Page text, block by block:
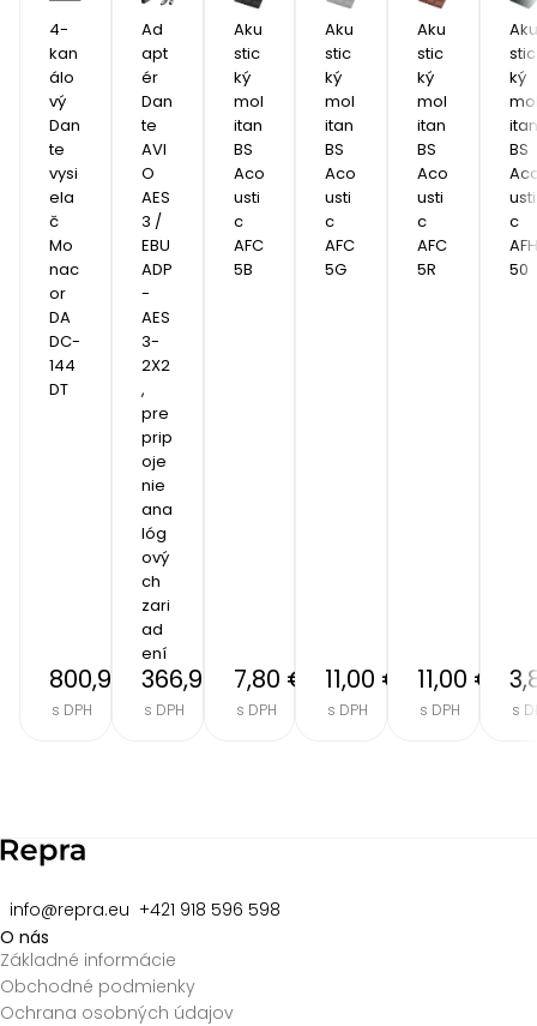
4-
kan
álo
vý
Dan
te
vysi
ela
č
Mo
nac
or
DA
DC-
144
DT
800,90 €
s DPH
Ad
apt
ér
Dan
te
AVI
O
AES
3 /
EBU
ADP
-
AES
3-
2X2
,
pre
prip
oje
nie
ana
lóg
ový
ch
zari
ad
ení
366,90 €
s DPH
Aku
stic
ký
mol
itan
BS
Aco
usti
c
AFC
5B
7,80 €
s DPH
Aku
stic
ký
mol
itan
BS
Aco
usti
c
AFC
5G
11,00 €
s DPH
Aku
stic
ký
mol
itan
BS
Aco
usti
c
AFC
5R
11,00 €
s DPH
Aku
stic
ký
itan
BS
usti
c
AFH
50
s
info@repra.eu +421 918 596 598
O nás
Základné informácie
Obchodné podmienky
Ochrana osobných údajov